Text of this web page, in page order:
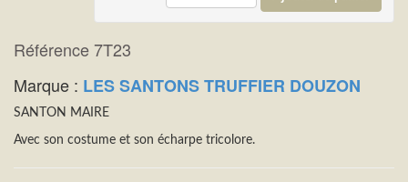
Référence 7T23
Marque : LES SANTONS TRUFFIER DOUZON
SANTON MAIRE
Avec son costume et son écharpe tricolore.